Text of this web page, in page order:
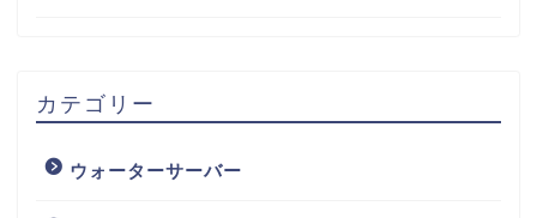
カテゴリー
ウォーターサーバー